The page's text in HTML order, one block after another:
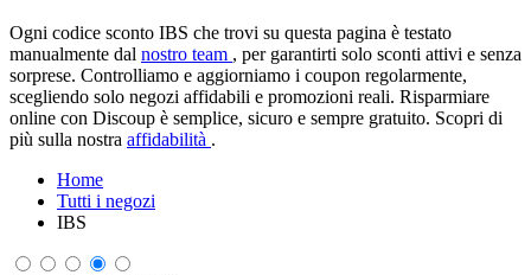
Ogni codice sconto IBS che trovi su questa pagina è testato
manualmente dal nostro team , per garantirti solo sconti attivi e senza
sorprese. Controlliamo e aggiorniamo i coupon regolarmente,
scegliendo solo negozi affidabili e promozioni reali. Risparmiare
online con Discoup è semplice, sicuro e sempre gratuito. Scopri di
più sulla nostra affidabilità .
Home
Tutti i negozi
IBS